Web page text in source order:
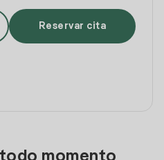
Reservar cita